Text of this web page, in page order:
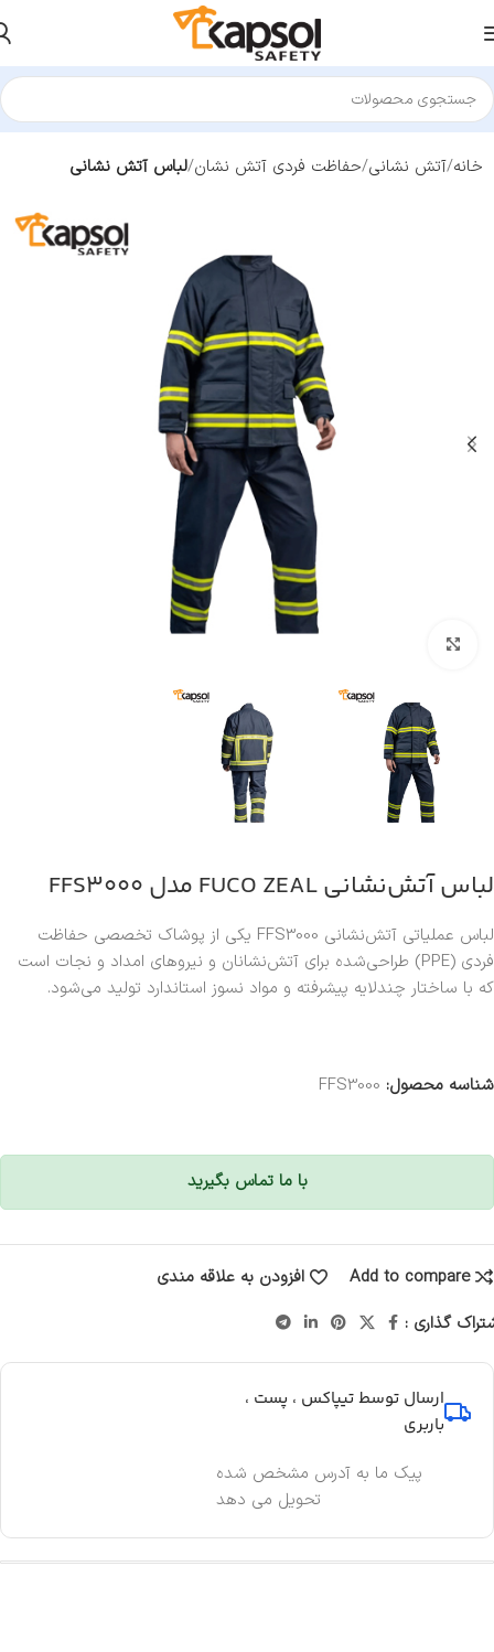
خانه آتش نشانی حفاظت فردی آتش نشان لباس آتش نشانی
لباس آتش‌نشانی FUCO ZEAL مدل FFS3000
لباس عملیاتی آتش‌نشانی FFS3000 یکی از پوشاک تخصصی حفاظت
فردی (PPE) طراحی‌شده برای آتش‌نشانان و نیروهای امداد و نجات است
که با ساختار چندلایه پیشرفته و مواد نسوز استاندارد تولید می‌شود.
شناسه محصول: FFS3000
با ما تماس بگیرید
Add to compare
افزودن به علاقه مندی
گذاری :
ارسال توسط تیپاکس ، پست ،
باربری
پیک ما به آدرس مشخص شده
تحویل می دهد